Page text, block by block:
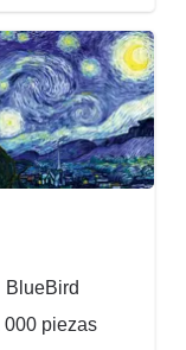
BlueBird
000 piezas